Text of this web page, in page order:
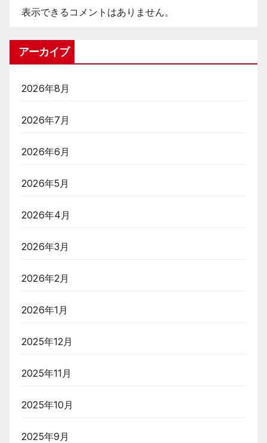
表示できるコメントはありません。
アーカイブ
2026年8月
2026年7月
2026年6月
2026年5月
2026年4月
2026年3月
2026年2月
2026年1月
2025年12月
2025年11月
2025年10月
2025年9月